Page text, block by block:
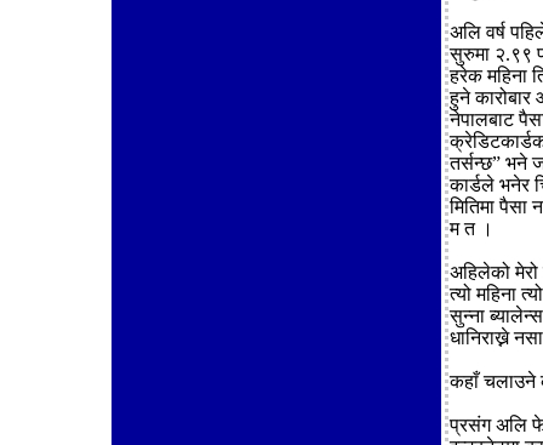
अलि वर्ष
सुरुमा २.९९
हरेक महिना
हुने कारोबार
नेपालबाट
तर्सन्छ” भने
कार्डले भनेर
मितिमा पैसा
म त ।
अहिलेको
त्यो महिना
सुन्ना
धानिराख्ने
कहाँ चलाउने
प्रसंग अलि